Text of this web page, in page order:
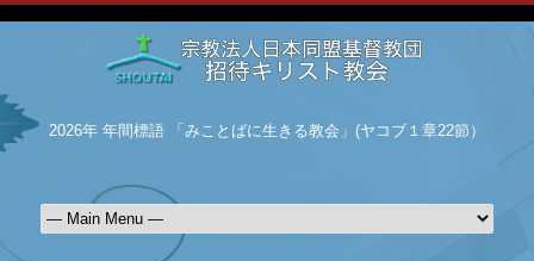
2026年 年間標語 「みことばに生きる教会」(ヤコブ１章22節）